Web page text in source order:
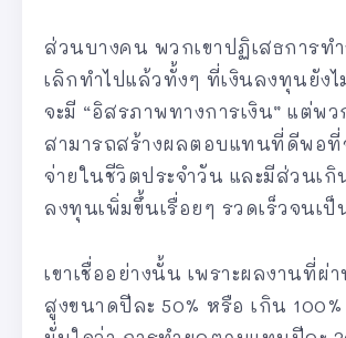
ส่วนบางคน พวกเขาปฏิเสธการท
เลิกทำไปแล้วทั้งๆ ที่เงินลงทุนยัง
จะมี “อิสรภาพทางการเงิน” แต่พว
สามารถสร้างผลตอบแทนที่ดีพอที่
จ่ายในชีวิตประจำวัน และมีส่วนเกิ
ลงทุนเพิ่มขึ้นเรื่อยๆ รวดเร็วจนเป็
เขาเชื่ออย่างนั้น เพราะผลงานที่ผ่
สูงขนาดปีละ 50% หรือ เกิน 100%